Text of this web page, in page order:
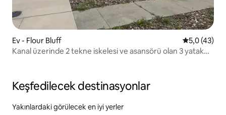
Ev - Flour Bluff 5 üzerinden
5,0 (43)
Kanal üzerinde 2 tekne iskelesi ve asansörü olan 3 yatak
Keşfedilecek destinasyonlar
Yakınlardaki görülecek en iyi yerler